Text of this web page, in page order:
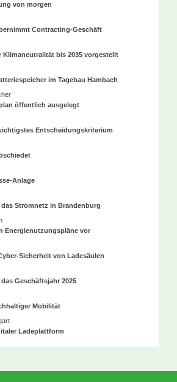
von morgen
Contracting-Geschäft
Klimaneutralität bis 2035 vorgestellt
im Tagebau Hambach
öffentlich ausgelegt
Entscheidungskriterium
Anlage
Stromnetz in Brandenburg
Energienutzungspläne vor
Sicherheit von Ladesäulen
Geschäftsjahr 2025
Mobilität
Ladeplattform